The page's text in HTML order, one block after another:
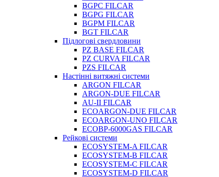
BGPC FILCAR
BGPG FILCAR
BGPM FILCAR
BGT FILCAR
Підлогові свердловини
PZ BASE FILCAR
PZ CURVA FILCAR
PZS FILCAR
Настінні витяжні системи
ARGON FILCAR
ARGON-DUE FILCAR
AU-II FILCAR
ECOARGON-DUE FILCAR
ECOARGON-UNO FILCAR
ECOBP-6000GAS FILCAR
Рейкові системи
ECOSYSTEM-A FILCAR
ECOSYSTEM-B FILCAR
ECOSYSTEM-C FILCAR
ECOSYSTEM-D FILCAR